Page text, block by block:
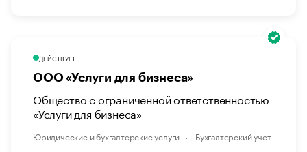
ДЕЙСТВУЕТ
ООО «Услуги для бизнеса»
Общество с ограниченной ответственностью
«Услуги для бизнеса»
Юридические и бухгалтерские услуги Бухгалтерский учет